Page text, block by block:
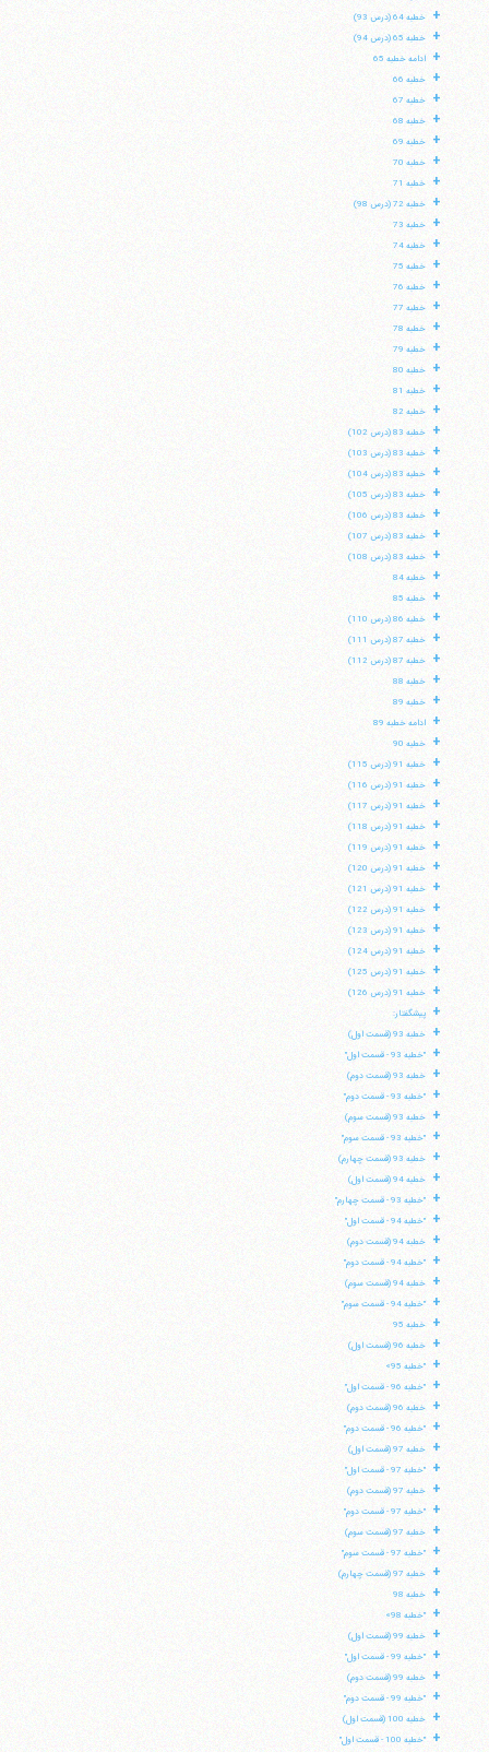
+ خطبه 64 (درس 93)
+ خطبه 65 (درس 94)
+ ادامه خطبه 65
+ خطبه 66
+ خطبه 67
+ خطبه 68
+ خطبه 69
+ خطبه 70
+ خطبه 71
+ خطبه 72 (درس 98)
+ خطبه 73
+ خطبه 74
+ خطبه 75
+ خطبه 76
+ خطبه 77
+ خطبه 78
+ خطبه 79
+ خطبه 80
+ خطبه 81
+ خطبه 82
+ خطبه 83 (درس 102)
+ خطبه 83 (درس 103)
+ خطبه 83 (درس 104)
+ خطبه 83 (درس 105)
+ خطبه 83 (درس 106)
+ خطبه 83 (درس 107)
+ خطبه 83 (درس 108)
+ خطبه 84
+ خطبه 85
+ خطبه 86 (درس 110)
+ خطبه 87 (درس 111)
+ خطبه 87 (درس 112)
+ خطبه 88
+ خطبه 89
+ ادامه خطبه 89
+ خطبه 90
+ خطبه 91 (درس 115)
+ خطبه 91 (درس 116)
+ خطبه 91 (درس 117)
+ خطبه 91 (درس 118)
+ خطبه 91 (درس 119)
+ خطبه 91 (درس 120)
+ خطبه 91 (درس 121)
+ خطبه 91 (درس 122)
+ خطبه 91 (درس 123)
+ خطبه 91 (درس 124)
+ خطبه 91 (درس 125)
+ خطبه 91 (درس 126)
+ پیشگفتار:
+ خطبه 93 (قسمت اول)
+ "خطبه 93 - قسمت اول"
+ خطبه 93 (قسمت دوم)
+ "خطبه 93 - قسمت دوم"
+ خطبه 93 (قسمت سوم)
+ "خطبه 93 - قسمت سوم"
+ خطبه 93 (قسمت چهارم)
+ خطبه 94 (قسمت اول)
+ "خطبه 93 - قسمت چهارم"
+ "خطبه 94 - قسمت اول"
+ خطبه 94 (قسمت دوم)
+ "خطبه 94 - قسمت دوم"
+ خطبه 94 (قسمت سوم)
+ "خطبه 94 - قسمت سوم"
+ خطبه 95
+ خطبه 96 (قسمت اول)
+ "خطبه 95»
+ "خطبه 96 - قسمت اول"
+ خطبه 96 (قسمت دوم)
+ "خطبه 96 - قسمت دوم"
+ خطبه 97 (قسمت اول)
+ "خطبه 97 - قسمت اول"
+ خطبه 97 (قسمت دوم)
+ "خطبه 97 - قسمت دوم"
+ خطبه 97 (قسمت سوم)
+ "خطبه 97 - قسمت سوم"
+ خطبه 97 (قسمت چهارم)
+ خطبه 98
+ "خطبه 98»
+ خطبه 99 (قسمت اول)
+ "خطبه 99 - قسمت اول"
+ خطبه 99 (قسمت دوم)
+ "خطبه 99 - قسمت دوم"
+ خطبه 100 (قسمت اول)
+ "خطبه 100 - قسمت اول"